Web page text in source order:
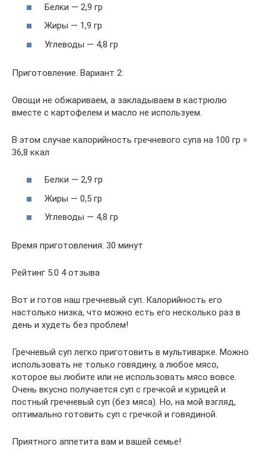
Белки — 2,9 гр
Жиры — 1,9 гр
Углеводы — 4,8 гр
Приготовление. Вариант 2:
Овощи не обжариваем, а закладываем в кастрюлю
вместе с картофелем и масло не используем.
В этом случае калорийность гречневого супа на 100 гр =
36,8 ккал
Белки — 2,9 гр
Жиры — 0,5 гр
Углеводы — 4,8 гр
Время приготовления: 30 минут
Рейтинг 5.0 4 отзыва
Вот и готов наш гречневый суп. Калорийность его
настолько низка, что можно есть его несколько раз в
день и худеть без проблем!
Гречневый суп легко приготовить в мультиварке. Можно
использовать не только говядину, а любое мясо,
которое вы любите или не использовать мясо вовсе.
Очень вкусно получается суп с гречкой и курицей и
постный гречневый суп (без мяса). Но, на мой взгляд,
оптимально готовить суп с гречкой и говядиной.
Приятного аппетита вам и вашей семье!